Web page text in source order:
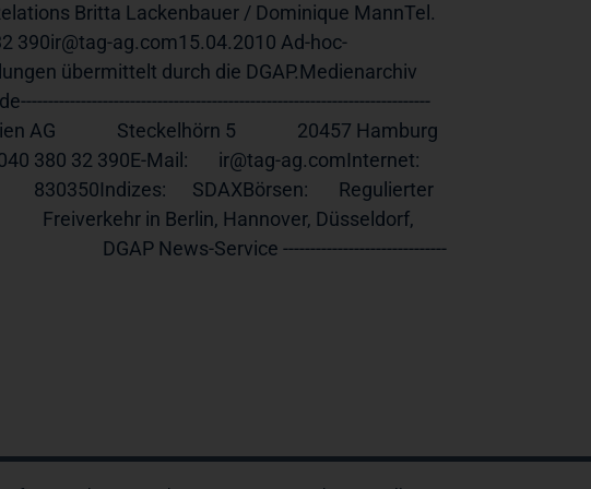
Britta Lackenbauer / Dominique MannTel.
390ir@tag-ag.com15.04.2010 Ad-hoc-
übermittelt durch die DGAP.Medienarchiv
AG              Steckelhörn 5              20457 Hamburg
830350Indizes:      SDAXBörsen:       Regulierter
Freiverkehr in Berlin, Hannover, Düsseldorf,
DGAP News-Service ------------------------------